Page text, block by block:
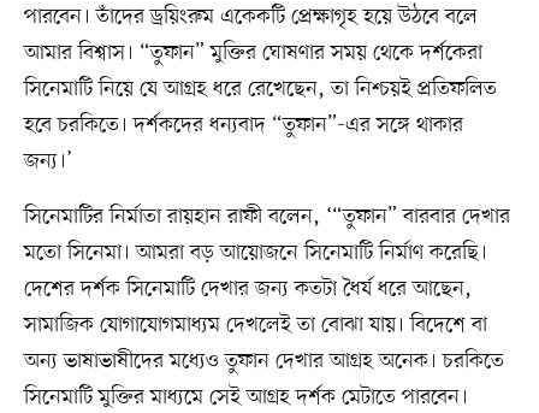
পারবেন। তাঁদের ড্রয়িংরুম একেকটি প্রেক্ষাগৃহ হয়ে উঠবে বলে
আমার বিশ্বাস। “তুফান” মুক্তির ঘোষণার সময় থেকে দর্শকেরা
সিনেমাটি নিয়ে যে আগ্রহ ধরে রেখেছেন, তা নিশ্চয়ই প্রতিফলিত
হবে চরকিতে। দর্শকদের ধন্যবাদ “তুফান”-এর সঙ্গে থাকার
জন্য।’
সিনেমাটির নির্মাতা রায়হান রাফী বলেন, ‘“তুফান” বারবার দেখার
মতো সিনেমা। আমরা বড় আয়োজনে সিনেমাটি নির্মাণ করেছি।
দেশের দর্শক সিনেমাটি দেখার জন্য কতটা ধৈর্য ধরে আছেন,
সামাজিক যোগাযোগমাধ্যম দেখলেই তা বোঝা যায়। বিদেশে বা
অন্য ভাষাভাষীদের মধ্যেও তুফান দেখার আগ্রহ অনেক। চরকিতে
সিনেমাটি মুক্তির মাধ্যমে সেই আগ্রহ দর্শক মেটাতে পারবেন।